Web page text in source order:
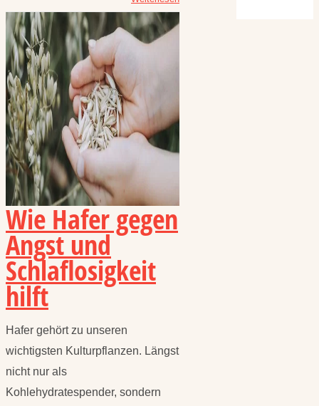
Wie Hafer gegen
Angst und
Schlaflosigkeit
hilft
Hafer gehört zu unseren
wichtigsten Kulturpflanzen. Längst
nicht nur als
Kohlehydratespender, sondern